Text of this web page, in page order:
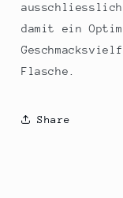
damit ein
Flasche.
Share